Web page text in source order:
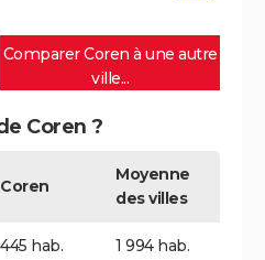
Comparer Coren à une autre
ville...
Coren ?
Coren
Moyenne
des villes
445 hab. 1 994 hab.